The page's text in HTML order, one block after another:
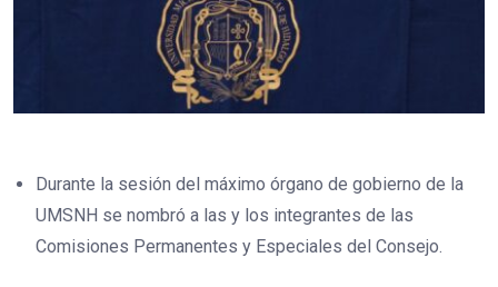
Durante la sesión del máximo órgano de gobierno de la
UMSNH se nombró a las y los integrantes de las
Comisiones Permanentes y Especiales del Consejo.